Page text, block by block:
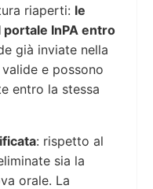
riaperti: le
InPA entro
già inviate nella
e possono
entro la stessa
: rispetto al
sia la
orale. La